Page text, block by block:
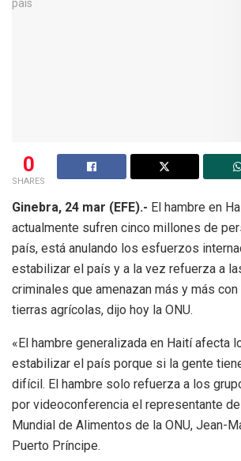
0
SHARES
Ginebra, 24 mar (EFE).- El hambre en
actualmente sufren cinco millones de
país, está anulando los esfuerzos
estabilizar el país y a la vez refuerza a
criminales que amenazan más y más
tierras agrícolas, dijo hoy la ONU.
«El hambre generalizada en Haití afecta
estabilizar el país porque si la gente
difícil. El hambre solo refuerza a los
por videoconferencia el representante
Mundial de Alimentos de la ONU, Jean-
Puerto Príncipe.